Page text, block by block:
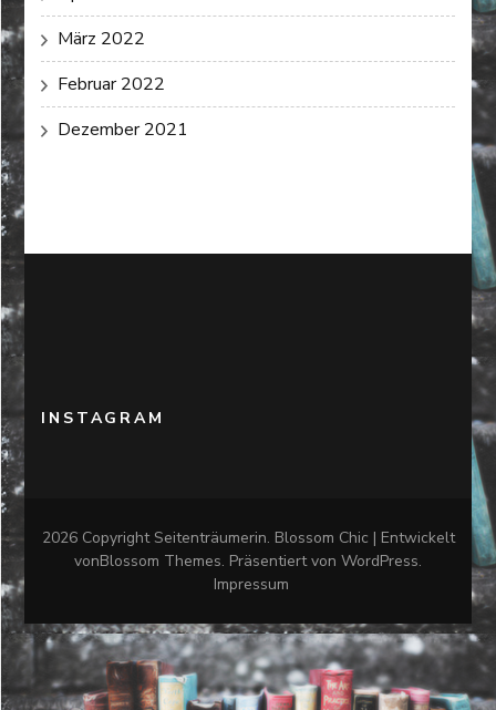
März 2022
Februar 2022
Dezember 2021
INSTAGRAM
2026 CopyrightSeitenträumerin. Blossom Chic | Entwickelt
vonBlossom Themes. Präsentiert von WordPress.
Impressum